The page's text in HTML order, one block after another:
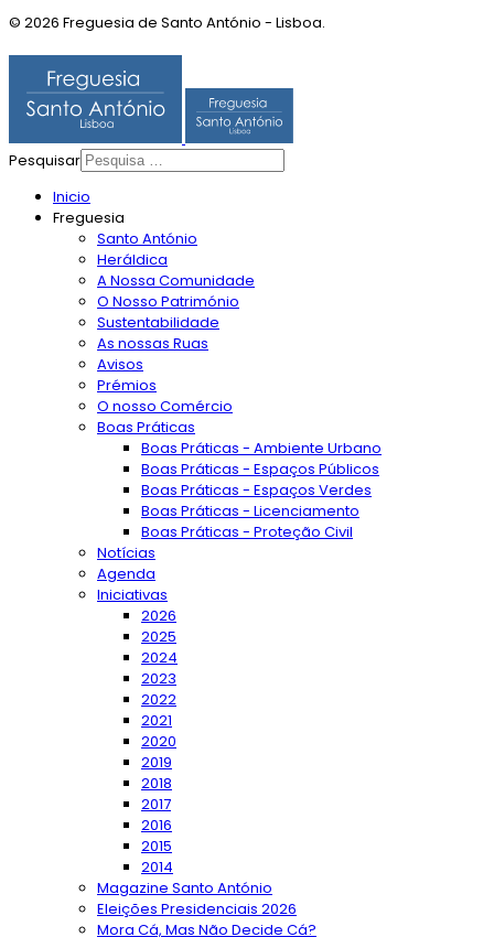
© 2026 Freguesia de Santo António - Lisboa.
Pesquisar
Inicio
Freguesia
Santo António
Heráldica
A Nossa Comunidade
O Nosso Património
Sustentabilidade
As nossas Ruas
Avisos
Prémios
O nosso Comércio
Boas Práticas
Boas Práticas - Ambiente Urbano
Boas Práticas - Espaços Públicos
Boas Práticas - Espaços Verdes
Boas Práticas - Licenciamento
Boas Práticas - Proteção Civil
Notícias
Agenda
Iniciativas
2026
2025
2024
2023
2022
2021
2020
2019
2018
2017
2016
2015
2014
Magazine Santo António
Eleições Presidenciais 2026
Mora Cá, Mas Não Decide Cá?